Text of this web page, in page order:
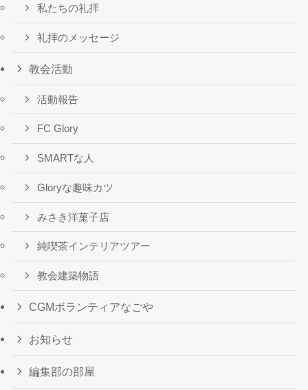
私たちの礼拝
礼拝のメッセージ
教会活動
活動報告
FC Glory
SMARTな人
Gloryな趣味カツ
みさき洋菓子店
純喫茶インテリアツアー
教会建築物語
CGMボランティアなごや
お知らせ
編集部の部屋